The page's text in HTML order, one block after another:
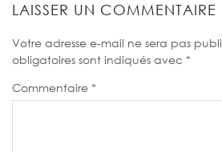
LAISSER UN COMMENTAIRE
Votre adresse e-mail ne sera pas
obligatoires sont indiqués avec *
Commentaire *